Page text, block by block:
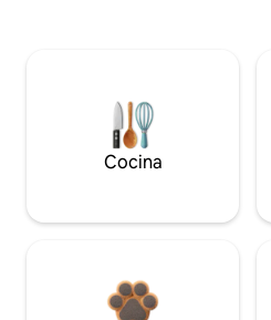
Cocina